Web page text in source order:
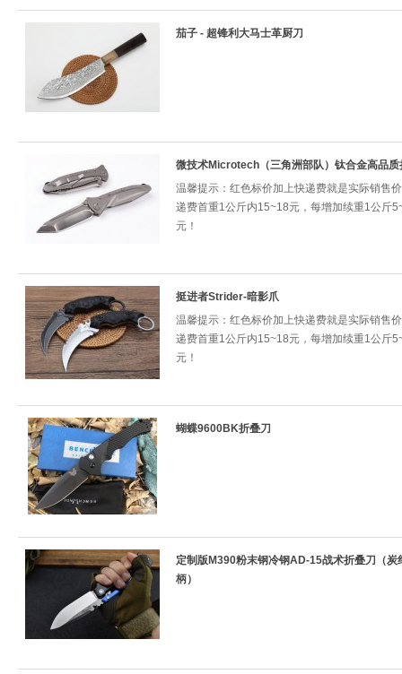
茄子 - 超锋利大马士革厨刀
微技术Microtech（三角洲部队）钛合金高品质
温馨提示：红色标价加上快递费就是实际销售
递费首重1公斤内15~18元，每增加续重1公斤
元！
挺进者Strider-暗影爪
温馨提示：红色标价加上快递费就是实际销售
递费首重1公斤内15~18元，每增加续重1公斤
元！
蝴蝶9600BK折叠刀
定制版M390粉末钢冷钢AD-15战术折叠刀（炭
柄）